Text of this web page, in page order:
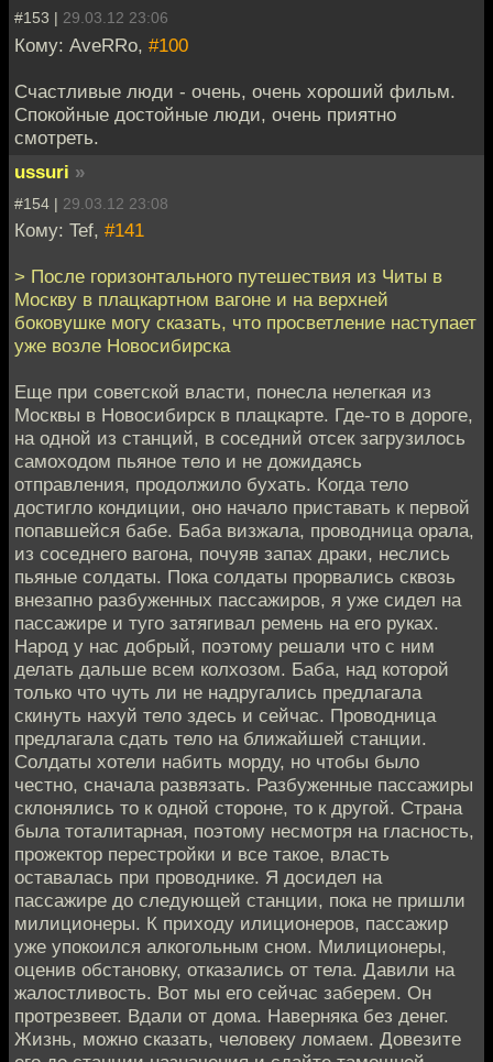
#153 | 29.03.12 23:06
Кому: AveRRo, #100
Счастливые люди - очень, очень хороший фильм.
Спокойные достойные люди, очень приятно
смотреть.
ussuri »
#154 | 29.03.12 23:08
Кому: Tef, #141
> После горизонтального путешествия из Читы в
Москву в плацкартном вагоне и на верхней
боковушке могу сказать, что просветление наступает
уже возле Новосибирска
Еще при советской власти, понесла нелегкая из
Москвы в Новосибирск в плацкарте. Где-то в дороге,
на одной из станций, в соседний отсек загрузилось
самоходом пьяное тело и не дожидаясь
отправления, продолжило бухать. Когда тело
достигло кондиции, оно начало приставать к первой
попавшейся бабе. Баба визжала, проводница орала,
из соседнего вагона, почуяв запах драки, неслись
пьяные солдаты. Пока солдаты прорвались сквозь
внезапно разбуженных пассажиров, я уже сидел на
пассажире и туго затягивал ремень на его руках.
Народ у нас добрый, поэтому решали что с ним
делать дальше всем колхозом. Баба, над которой
только что чуть ли не надругались предлагала
скинуть нахуй тело здесь и сейчас. Проводница
предлагала сдать тело на ближайшей станции.
Солдаты хотели набить морду, но чтобы было
честно, сначала развязать. Разбуженные пассажиры
склонялись то к одной стороне, то к другой. Страна
была тоталитарная, поэтому несмотря на гласность,
прожектор перестройки и все такое, власть
оставалась при проводнике. Я досидел на
пассажире до следующей станции, пока не пришли
милиционеры. К приходу илиционеров, пассажир
уже упокоился алкогольным сном. Милиционеры,
оценив обстановку, отказались от тела. Давили на
жалостливость. Вот мы его сейчас заберем. Он
протрезвеет. Вдали от дома. Наверняка без денег.
Жизнь, можно сказать, человеку ломаем. Довезите